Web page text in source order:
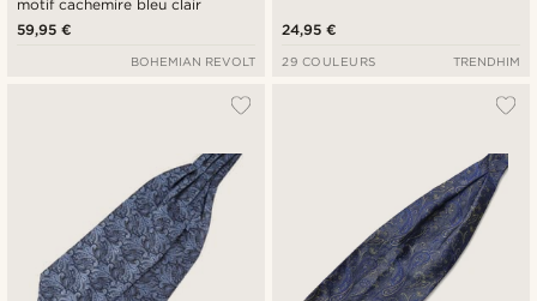
motif cachemire bleu clair
59,95 €
BOHEMIAN REVOLT
24,95 €
29 COULEURS TRENDHIM